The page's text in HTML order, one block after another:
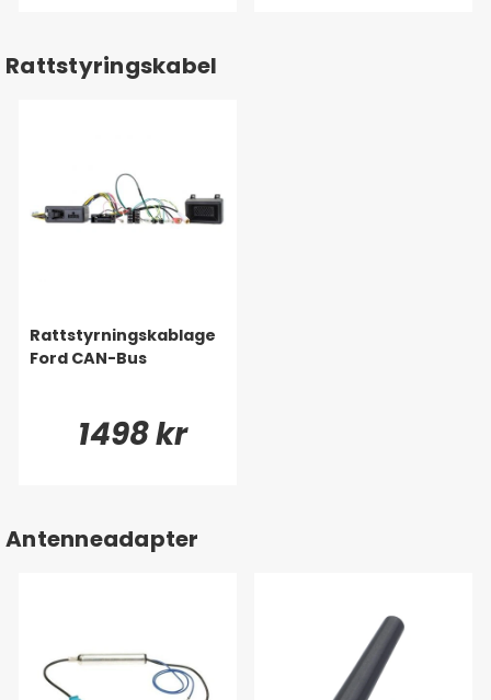
Rattstyringskabel
Rattstyrningskablage
Ford CAN-Bus
1498 kr
Antenneadapter